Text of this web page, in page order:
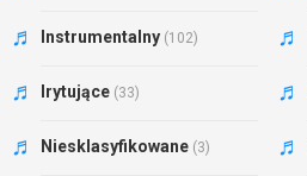
Instrumentalny (102)
Irytujące (33)
Niesklasyfikowane (3)